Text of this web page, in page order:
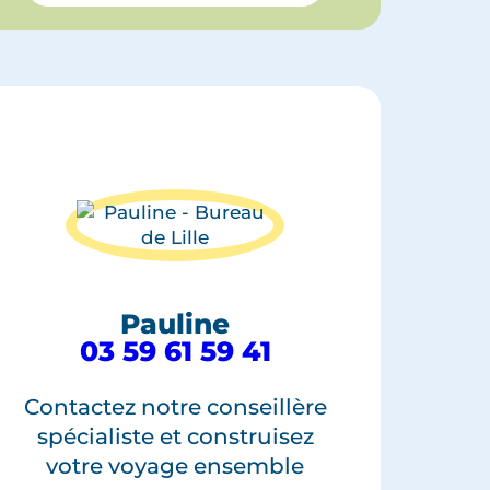
Pauline
03 59 61 59 41
Contactez notre conseillère
spécialiste et construisez
votre voyage ensemble